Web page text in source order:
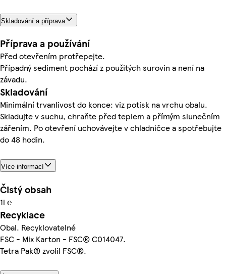
Skladování a příprava
Příprava a používání
Před otevřením protřepejte.
Případný sediment pochází z použitých surovin a není na
závadu.
Skladování
Minimální trvanlivost do konce: viz potisk na vrchu obalu.
Skladujte v suchu, chraňte před teplem a přímým slunečním
zářením. Po otevření uchovávejte v chladničce a spotřebujte
do 48 hodin.
Více informací
Čistý obsah
1l ℮
Recyklace
Obal. Recyklovatelné
FSC - Mix Karton - FSC® C014047.
Tetra Pak® zvolil FSC®.